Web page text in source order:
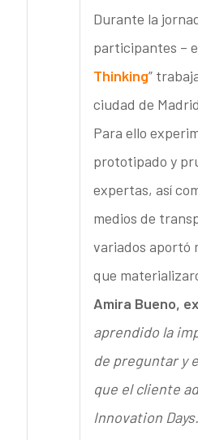
Durante la
participantes –
Thinking”
ciudad de
Para ello
prototipado y
expertas, así
medios de
variados aportó
que
Amira Bueno,
aprendido la
de preguntar y
que el cliente
Innovation